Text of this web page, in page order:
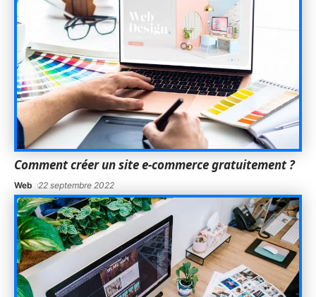
Comment créer un site e-commerce gratuitement ?
Web 22 septembre 2022